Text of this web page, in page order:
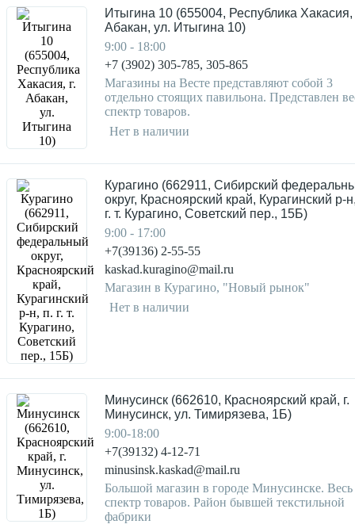
Итыгина 10 (655004, Республика Хакасия,
Абакан, ул. Итыгина 10)
9:00 - 18:00
+7 (3902) 305-785, 305-865
Магазины на Весте представляют собой 3
отдельно стоящих павильона. Представлен
спектр товаров.
Нет в наличии
Курагино (662911, Сибирский
округ, Красноярский край, Курагинский р-
г. т. Курагино, Советский пер., 15Б)
9:00 - 17:00
+7(39136) 2-55-55
kaskad.kuragino@mail.ru
Магазин в Курагино, "Новый рынок"
Нет в наличии
Минусинск (662610, Красноярский край, г.
Минусинск, ул. Тимирязева, 1Б)
9:00-18:00
+7(39132) 4-12-71
minusinsk.kaskad@mail.ru
Большой магазин в городе Минусинске. Весь
спектр товаров. Район бывшей текстильной
фабрики